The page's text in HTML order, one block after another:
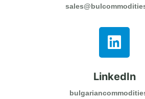
LinkedIn